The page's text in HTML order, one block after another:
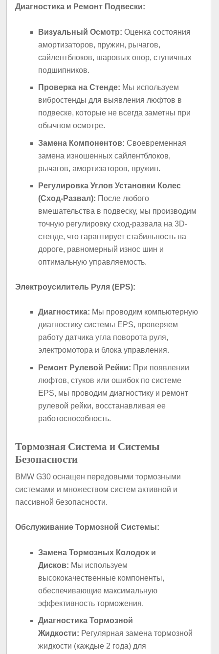
Диагностика и Ремонт Подвески:
Визуальный Осмотр: Оценка состояния
амортизаторов, пружин, рычагов,
сайлентблоков, шаровых опор, ступичных
подшипников.
Проверка на Стенде: Мы используем
вибростенды для выявления люфтов в
подвеске, которые не всегда заметны при
обычном осмотре.
Замена Компонентов: Своевременная
замена изношенных сайлентблоков,
рычагов, амортизаторов, пружин.
Регулировка Углов Установки Колес
(Сход-Развал): После любого
вмешательства в подвеску, мы производим
точную регулировку сход-развала на 3D-
стенде, что гарантирует стабильность на
дороге, равномерный износ шин и
оптимальную управляемость.
Электроусилитель Руля (EPS):
Диагностика: Мы проводим компьютерную
диагностику системы EPS, проверяем
работу датчика угла поворота руля,
электромотора и блока управления.
Ремонт Рулевой Рейки: При появлении
люфтов, стуков или ошибок по системе
EPS, мы проводим диагностику и ремонт
рулевой рейки, восстанавливая ее
работоспособность.
Тормозная Система и Системы
Безопасности
BMW G30 оснащен передовыми тормозными
системами и множеством систем активной и
пассивной безопасности.
Обслуживание Тормозной Системы:
Замена Тормозных Колодок и
Дисков: Мы используем
высококачественные компоненты,
обеспечивающие максимальную
эффективность торможения.
Диагностика Тормозной
Жидкости: Регулярная замена тормозной
жидкости (каждые 2 года) для